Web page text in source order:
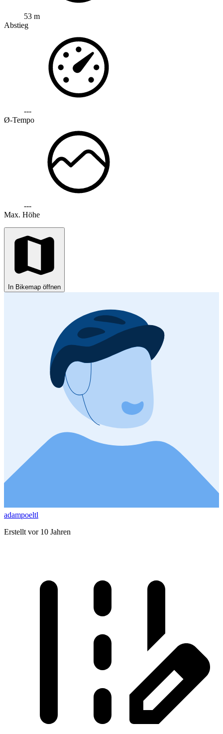
53 m
Abstieg
---
Ø-Tempo
---
Max. Höhe
In Bikemap öffnen
adampoeltl
Erstellt vor 10 Jahren